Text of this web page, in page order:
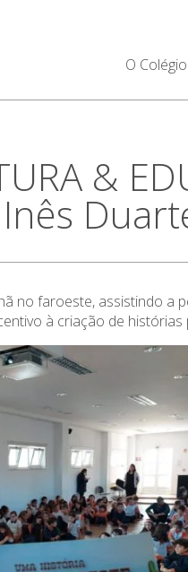
O Colégio
&
no faroeste, assistindo a
à criação de